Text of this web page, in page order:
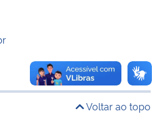
dos Direitos Humanos
Voltar ao topo